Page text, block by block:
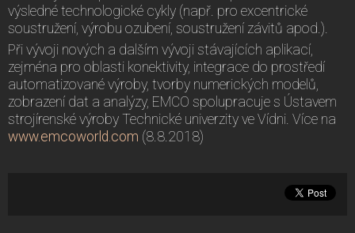
výsledné technologické cykly (např. pro excentrické
soustružení, výrobu ozubení, soustružení závitů apod.).
Při vývoji nových a dalším vývoji stávajících aplikací,
zejména pro oblasti konektivity, integrace do prostředí
automatizované výroby, tvorby numerických modelů,
zobrazení dat a analýzy, EMCO spolupracuje s Ústavem
strojírenské výroby Technické univerzity ve Vídni. Více na
www.emcoworld.com (8.8.2018)